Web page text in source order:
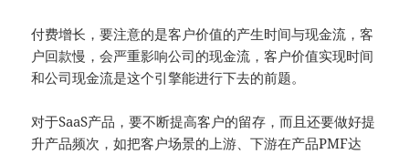
付费增长，要注意的是客户价值的产生时间与现金流，客
户回款慢，会严重影响公司的现金流，客户价值实现时间
和公司现金流是这个引擎能进行下去的前题。
对于SaaS产品，要不断提高客户的留存，而且还要做好提
升产品频次，如把客户场景的上游、下游在产品PMF达